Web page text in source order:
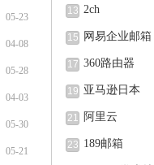
05-23
04-08
05-28
04-03
05-30
05-21
13 2ch
15 网易企业邮箱
17 360路由器
19 亚马逊日本
21 阿里云
23 189邮箱